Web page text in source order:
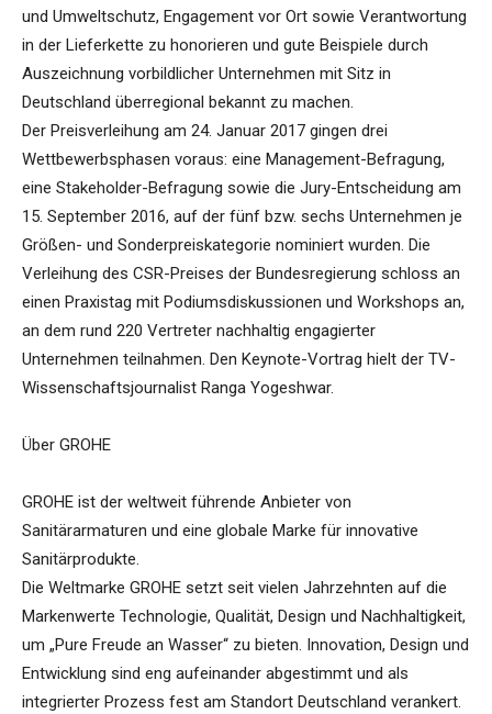
und Umweltschutz, Engagement vor Ort sowie Verantwortung
in der Lieferkette zu honorieren und gute Beispiele durch
Auszeichnung vorbildlicher Unternehmen mit Sitz in
Deutschland überregional bekannt zu machen.
Der Preisverleihung am 24. Januar 2017 gingen drei
Wettbewerbsphasen voraus: eine Management-Befragung,
eine Stakeholder-Befragung sowie die Jury-Entscheidung am
15. September 2016, auf der fünf bzw. sechs Unternehmen je
Größen- und Sonderpreiskategorie nominiert wurden. Die
Verleihung des CSR-Preises der Bundesregierung schloss an
einen Praxistag mit Podiumsdiskussionen und Workshops an,
an dem rund 220 Vertreter nachhaltig engagierter
Unternehmen teilnahmen. Den Keynote-Vortrag hielt der TV-
Wissenschaftsjournalist Ranga Yogeshwar.
Über GROHE
GROHE ist der weltweit führende Anbieter von
Sanitärarmaturen und eine globale Marke für innovative
Sanitärprodukte.
Die Weltmarke GROHE setzt seit vielen Jahrzehnten auf die
Markenwerte Technologie, Qualität, Design und Nachhaltigkeit,
um „Pure Freude an Wasser“ zu bieten. Innovation, Design und
Entwicklung sind eng aufeinander abgestimmt und als
integrierter Prozess fest am Standort Deutschland verankert.